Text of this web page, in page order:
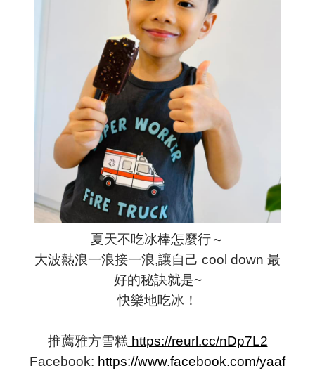
夏天不吃冰棒怎麼行～
大波熱浪一浪接一浪,讓自己 cool down 最
好的秘訣就是~
快樂地吃冰！
推薦雅方雪糕 https://reurl.cc/nDp7L2
Facebook: https://www.facebook.com/yaaf